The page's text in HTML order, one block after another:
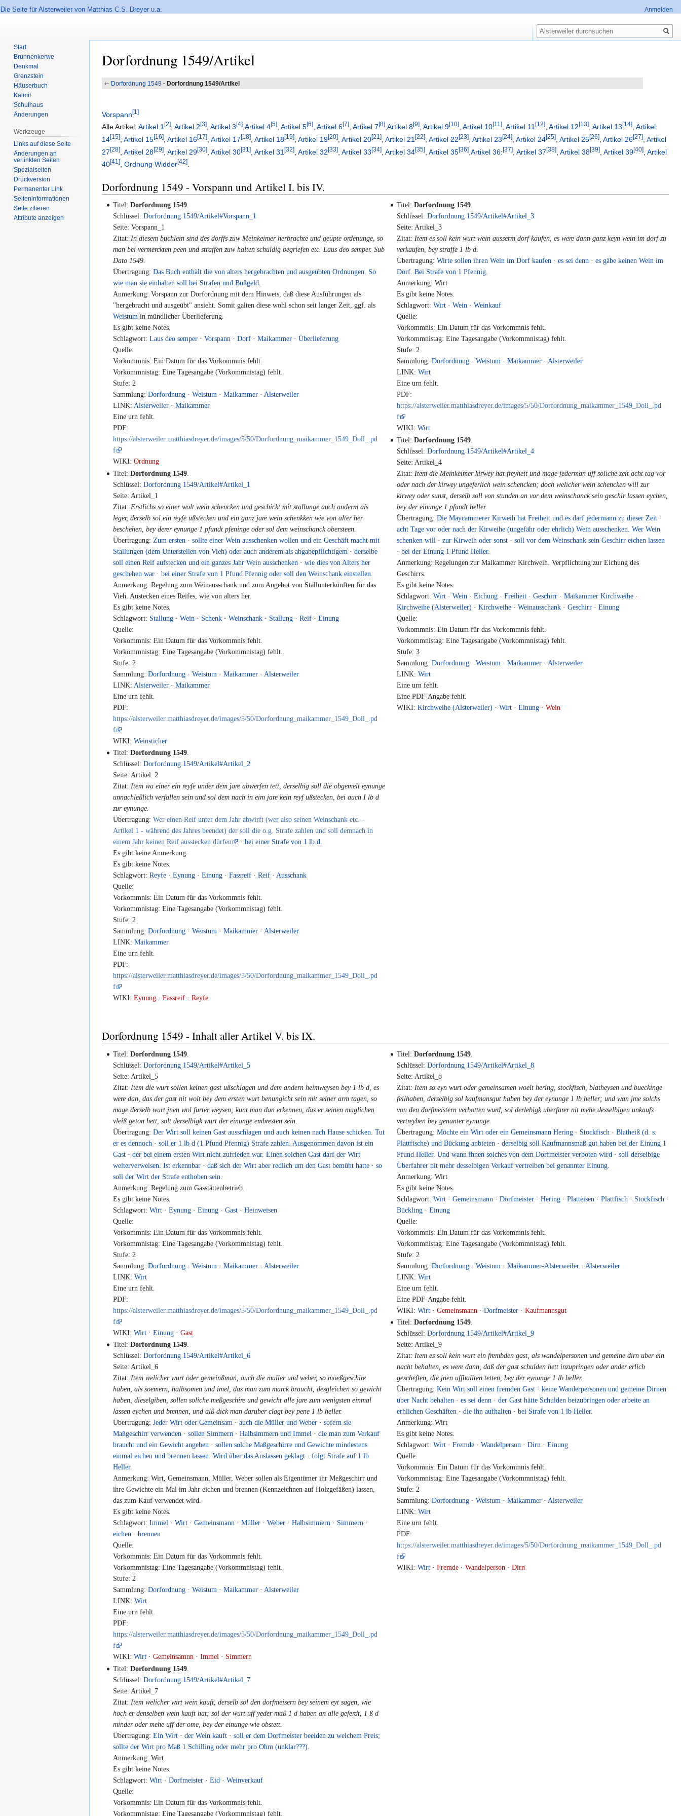
Die Seite für Alsterweiler von Matthias C.S. Dreyer u.a.
Dorfordnung 1549/Artikel
Zur
Zur
⇽ Dorfordnung 1549 · Dorfordnung 1549/Artikel
Vorspann 1
Alle Artikel: Artikel 1 2 Artikel 2 3 Artikel 3 4 Artikel 4 5 Artikel 5 6 Artikel 6 7 Artikel 7 8 Artikel 8 9 Artikel 9 10 Artikel 10 11 Artikel 11 12 Artikel 12 13 Artikel 13 14
Artikel
14 15 Artikel 15 16 Artikel 16 17 Artikel 17 18 Artikel 18 19 Artikel 19 20 Artikel 20 21 Artikel 21 22 Artikel 22 23 Artikel 23 24 Artikel 24 25 Artikel 25 26 Artikel 26 27
Artikel
27 28 Artikel 28 29 Artikel 29 30 Artikel 30 31 Artikel 31 32 Artikel 32 33 Artikel 33 34 Artikel 34 35 Artikel 35 36 Artikel 36: 37 Artikel 37 38 Artikel 38 39 Artikel 39 40
Artikel
40 41 Ordnung Widder 42
Dorfordnung 1549 - Vorspann und Artikel I. bis IV.
Titel:Dorfordnung 1549.
Schlüssel:Dorfordnung 1549/Artikel#Vorspann_1
Seite: Vorspann_1
Zitat:In diesem buchlein sind des dorffs zuw Meinkeimer herbrachte und geüpte ordenunge, so
man bei vermerckten peen und straffen zuw halten schuldig begriefen etc. Laus deo semper. Sub
Dato 1549.
Übertragung:Das Buch enthält die von alters hergebrachten und ausgeübten Ordnungen. So
wie man sie einhalten soll bei Strafen und Bußgeld.
Anmerkung: Vorspann zur Dorfordnung mit dem Hinweis, daß diese Ausführungen als
"hergebracht und ausgeübt" ansieht. Somit galten diese wohl schon seit langer Zeit, ggf. als
Weistum in mündlicher Überlieferung.
Es gibt keine Notes.
Schlagwort:Laus deo semper ·Vorspann ·Dorf ·Maikammer ·Überlieferung
Quelle:
Vorkommnis: Ein Datum für das Vorkommnis fehlt.
Vorkommnistag: Eine Tagesangabe (Vorkommnistag) fehlt.
Stufe: 2
Sammlung:Dorfordnung ·Weistum ·Maikammer ·Alsterweiler
LINK:Alsterweiler ·Maikammer
Eine urn fehlt.
PDF:
https://alsterweiler.matthiasdreyer.de/images/5/50/Dorfordnung_maikammer_1549_Doll_.pd
f
WIKI:Ordnung
Titel:Dorfordnung 1549
Schlüssel:Dorfordnung 1549/Artikel#Artikel_1
Seite: Artikel_1
Zitat: Erstlichs so einer wolt wein schencken und geschickt mit stallunge auch anderm als
leger, derselb sol ein reyfe ußstecken und ein ganz jare wein schenkken wie von alter her
beschehen, bey derer eynunge 1 pfundt pfeninge oder sol dem weinschanck obersteen.
Übertragung: Zum ersten ·sollte einer Wein ausschenken wollen und ein Geschäft macht mit
Stallungen (dem Unterstellen von Vieh) oder auch anderem als abgabepflichtigem ·derselbe
soll einen Reif aufstecken und ein ganzes Jahr Wein ausschenken ·wie dies von Alters her
geschehen war ·bei einer Strafe von 1 Pfund Pfennig oder soll den Weinschank einstellen.
Anmerkung: Regelung zum Weinausschank und zum Angebot von Stallunterkünften für das
Vieh. Austecken eines Reifes, wie von alters her.
Es gibt keine Notes.
Schlagwort: Stallung ·Wein · Schenk ·Weinschank · Stallung ·Reif ·Einung
Quelle:
Vorkommnis: Ein Datum für das Vorkommnis fehlt.
Vorkommnistag: Eine Tagesangabe (Vorkommnistag) fehlt.
Stufe: 2
Sammlung:Dorfordnung ·Weistum ·Maikammer · Alsterweiler
LINK: Alsterweiler ·Maikammer
Eine urn fehlt.
PDF:
https://alsterweiler.matthiasdreyer.de/images/5/50/Dorfordnung_maikammer_1549_Doll_.pd
f
WIKI:Weinsticher
Titel:Dorfordnung 1549
Schlüssel:Dorfordnung 1549/Artikel#Artikel_2
Seite: Artikel_2
Zitat: Item wa einer ein reyfe under dem jare abwerfen tett, derselbig soll die obgemelt eynunge
unnachleßlich verfallen sein und sol dem nach in eim jare kein reyf ußstecken, bei auch I lb d
zur eynunge.
Übertragung:Wer einen Reif unter dem Jahr abwirft (wer also seinen Weinschank etc. -
Artikel 1 - während des Jahres beendet) der soll die o.g. Strafe zahlen und soll demnach in
einem Jahr keinen Reif ausstecken dürfen
·bei einer Strafe von 1 lb d.
Es gibt keine Anmerkung.
Es gibt keine Notes.
Schlagwort:Reyfe ·Eynung ·Einung ·Fassreif ·Reif · Ausschank
Quelle:
Vorkommnis: Ein Datum für das Vorkommnis fehlt.
Vorkommnistag: Eine Tagesangabe (Vorkommnistag) fehlt.
Stufe: 2
Sammlung:Dorfordnung ·Weistum ·Maikammer · Alsterweiler
LINK:Maikammer
Eine urn fehlt.
PDF:
https://alsterweiler.matthiasdreyer.de/images/5/50/Dorfordnung_maikammer_1549_Doll_.pd
f
WIKI:Eynung ·Fassreif ·Reyfe
Titel: Dorfordnung 1549.
Schlüssel: Dorfordnung 1549/Artikel#Artikel_3
Seite: Artikel_3
Zitat: Item es soll kein wurt wein ausserm dorf kaufen, es were dann ganz keyn wein im dorf zu
verkaufen, bey straffe 1 lb d.
Übertragung: Wirte sollen ihren Wein im Dorf kaufen· es sei denn· es gäbe keinen Wein im
Dorf. Bei Strafe von 1 Pfennig.
Anmerkung: Wirt
Es gibt keine Notes.
Schlagwort: Wirt· Wein· Weinkauf
Quelle:
Vorkommnis: Ein Datum für das Vorkommnis fehlt.
Vorkommnistag: Eine Tagesangabe (Vorkommnistag) fehlt.
Stufe: 2
Sammlung: Dorfordnung· Weistum· Maikammer· Alsterweiler
LINK: Wirt
Eine urn fehlt.
PDF:
https://alsterweiler.matthiasdreyer.de/images/5/50/Dorfordnung_maikammer_1549_Doll_.pd
f
WIKI: Wirt
Titel: Dorfordnung 1549.
Schlüssel: Dorfordnung 1549/Artikel#Artikel_4
Seite: Artikel_4
Zitat: Item die Meinkeimer kirwey hat freyheit und mage jederman uff soliche zeit acht tag vor
oder nach der kirwey ungeferlich wein schencken; doch welicher wein schencken will zur
kirwey oder sunst, derselb soll von stunden an vor dem weinschanck sein geschir lassen eychen,
bey der einunge 1 pfundt heller.
Übertragung: Die Maycammerer Kirweih hat Freiheit und es darf jedermann zu dieser Zeit·
acht Tage vor oder nach der Kirweihe (ungefähr oder ehrlich) Wein ausschenken. Wer Wein
schenken will · zur Kirweih oder sonst· soll vor dem Weinschank sein Geschirr eichen lassen
· bei der Einung 1 Pfund Heller.
Anmerkung: Regelungen zur Maikammer Kirchweih. Verpflichtung zur Eichung des
Geschirrs.
Es gibt keine Notes.
Schlagwort: Wirt· Wein · Eichung· Freiheit· Geschirr· Maikammer Kirchweihe·
Kirchweihe (Alsterweiler) · Kirchweihe· Weinausschank· Geschirr· Einung
Quelle:
Vorkommnis: Ein Datum für das Vorkommnis fehlt.
Vorkommnistag: Eine Tagesangabe (Vorkommnistag) fehlt.
Stufe: 3
Sammlung: Dorfordnung· Weistum · Maikammer· Alsterweiler
LINK: Wirt
Eine urn fehlt.
Eine PDF-Angabe fehlt.
WIKI: Kirchweihe (Alsterweiler) · Wirt· Einung· Wein
Dorfordnung 1549 - Inhalt aller Artikel V. bis IX.
Titel:Dorfordnung 1549
Schlüssel:Dorfordnung 1549/Artikel#Artikel_5
Seite: Artikel_5
Zitat: Item die wurt sollen keinen gast ußschlagen und dem andern heimweysen bey 1 lb d, es
were dan, das der gast nit wolt bey dem ersten wurt benungicht sein mit seiner arm tagen, so
mage derselb wurt jnen wol furter weysen; kunt man dan erkennen, das er seinen muglichen
vleiß geton hett, solt derselbigk wurt der einunge embresten sein.
Übertragung:Der Wirt soll keinen Gast ausschlagen und auch keinen nach Hause schicken. Tut
er es dennoch ·soll er 1 lb d (1 Pfund Pfennig) Strafe zahlen. Ausgenommen davon ist ein
Gast ·der bei einem ersten Wirt nicht zufrieden war. Einen solchen Gast darf der Wirt
weiterverweisen. Ist erkennbar ·daß sich der Wirt aber redlich um den Gast bemüht hatte ·so
soll der Wirt der Strafe enthoben sein.
Anmerkung: Regelung zum Gasstättenbetrieb.
Es gibt keine Notes.
Schlagwort:Wirt ·Eynung ·Einung ·Gast ·Heinweisen
Quelle:
Vorkommnis: Ein Datum für das Vorkommnis fehlt.
Vorkommnistag: Eine Tagesangabe (Vorkommnistag) fehlt.
Stufe: 2
Sammlung:Dorfordnung ·Weistum ·Maikammer · Alsterweiler
LINK:Wirt
Eine urn fehlt.
PDF:
https://alsterweiler.matthiasdreyer.de/images/5/50/Dorfordnung_maikammer_1549_Doll_.pd
f
WIKI:Wirt ·Einung ·Gast
Titel:Dorfordnung 1549.
Schlüssel:Dorfordnung 1549/Artikel#Artikel_6
Seite: Artikel_6
Zitat:Item welicher wurt oder gemeinßman, auch die muller und weber, so moeßgeschire
haben, als soemern, halbsomen und imel, das man zum marck braucht, desgleichen so gewicht
haben, dieselgiben, sollen soliche meßgeschire und gewicht alle jare zum wenigsten einmal
lassen eychen und brennen, und alß dick man daruber clagt bey pene 1 lb heller.
Übertragung:Jeder Wirt oder Gemeinsam ·auch die Müller und Weber ·sofern sie
Maßgeschirr verwenden ·sollen Simmern ·Halbsimmern und Immel ·die man zum Verkauf
braucht und ein Gewicht angeben ·sollen solche Maßgeschirre und Gewichte mindestens
einmal eichen und brennen lassen. Wird über das Auslassen geklagt ·folgt Strafe auf 1 lb
Heller.
Anmerkung: Wirt, Gemeinsmann, Müller, Weber sollen als Eigentümer ihr Meßgeschirr und
ihre Gewichte ein Mal im Jahr eichen und brennen (Kennzeichnen auf Holzgefäßen) lassen,
das zum Kauf verwendet wird.
Es gibt keine Notes.
Schlagwort:Immel ·Wirt ·Gemeinsmann ·Müller ·Weber ·Halbsimmern · Simmern ·
eichen ·brennen
Quelle:
Vorkommnis: Ein Datum für das Vorkommnis fehlt.
Vorkommnistag: Eine Tagesangabe (Vorkommnistag) fehlt.
Stufe: 2
Sammlung:Dorfordnung ·Weistum ·Maikammer ·Alsterweiler
LINK:Wirt
Eine urn fehlt.
PDF:
https://alsterweiler.matthiasdreyer.de/images/5/50/Dorfordnung_maikammer_1549_Doll_.pd
f
WIKI:Wirt ·Gemeinsamnn ·Immel · Simmern
Titel:Dorfordnung 1549
Schlüssel:Dorfordnung 1549/Artikel#Artikel_7
Seite: Artikel_7
Zitat: Item welicher wirt wein kauft, derselb sol den dorfmeisern bey seinem eyt sagen, wie
hoch er denselben wein kauft hat; sol der wurt uff yeder maß 1 d haben an alle geferdt, 1 ß d
minder oder mehe uff der ome, bey der einunge wie obstett.
Übertragung:Ein Wirt ·der Wein kauft ·soll er dem Dorfmeister beeiden zu welchem Preis;
sollte der Wirt pro Maß 1 Schilling oder mehr pro Ohm (unklar???).
Anmerkung: Wirt
Es gibt keine Notes.
Schlagwort:Wirt ·Dorfmeister ·Eid ·Weinverkauf
Quelle:
Vorkommnis: Ein Datum für das Vorkommnis fehlt.
Vorkommnistag: Eine Tagesangabe (Vorkommnistag) fehlt.
Titel: Dorfordnung 1549.
Schlüssel: Dorfordnung 1549/Artikel#Artikel_8
Seite: Artikel_8
Zitat: Item so eyn wurt oder gemeinsamen woelt hering, stockfisch, blatheysen und bueckinge
feilhaben, derselbig sol kaufmansgut haben bey der eynunge 1 lb heller; und wan jme solchs
von den dorfmeistern verbotten wurd, sol derlebigk uberfarer nit mehe desselbigen unkaufs
vertreyben bey genanter eynunge.
Übertragung: Möchte ein Wirt oder ein Gemeinsmann Hering· Stockfisch · Blatheiß (d. s.
Plattfische) und Bückung anbieten · derselbig soll Kaufmannsmaß gut haben bei der Einung 1
Pfund Heller. Und wann ihnen solches von dem Dorfmeister verboten wird · soll derselbige
Überfahrer nit mehr desselbigen Verkauf vertreiben bei genannter Einung.
Anmerkung: Wirt
Es gibt keine Notes.
Schlagwort: Wirt· Gemeinsmann · Dorfmeister· Hering· Platteisen · Plattfisch · Stockfisch ·
Bückling· Einung
Quelle:
Vorkommnis: Ein Datum für das Vorkommnis fehlt.
Vorkommnistag: Eine Tagesangabe (Vorkommnistag) fehlt.
Stufe: 2
Sammlung: Dorfordnung· Weistum · Maikammer-Alsterweiler· Alsterweiler
LINK: Wirt
Eine urn fehlt.
Eine PDF-Angabe fehlt.
WIKI: Wirt· Gemeinsmann · Dorfmeister· Kaufmannsgut
Titel: Dorfordnung 1549.
Schlüssel: Dorfordnung 1549/Artikel#Artikel_9
Seite: Artikel_9
Zitat: Item es soll kein wurt ein frembden gast, als wandelpersonen und gemeine dirn uber ein
nacht behalten, es were dann, daß der gast schulden hett inzupringen oder ander erlich
gescheften, die jnen uffhallten tetten, bey der eynunge 1 lb heller.
Übertragung: Kein Wirt soll einen fremden Gast· keine Wanderpersonen und gemeine Dirnen
über Nacht behalten· es sei denn· der Gast hätte Schulden beizubringen oder arbeite an
erhlichen Geschäften· die ihn aufhalten· bei Strafe von 1 lb Heller.
Anmerkung: Wirt
Es gibt keine Notes.
Schlagwort: Wirt· Fremde· Wandelperson· Dirn· Einung
Quelle:
Vorkommnis: Ein Datum für das Vorkommnis fehlt.
Vorkommnistag: Eine Tagesangabe (Vorkommnistag) fehlt.
Stufe: 2
Sammlung: Dorfordnung· Weistum· Maikammer· Alsterweiler
LINK: Wirt
Eine urn fehlt.
PDF:
https://alsterweiler.matthiasdreyer.de/images/5/50/Dorfordnung_maikammer_1549_Doll_.pd
f
WIKI: Wirt· Fremde· Wandelperson· Dirn
Anmelden
Suche
Start
Brunnenkerwe
Denkmal
Grenzstein
Häuserbuch
Kalmit
Schulhaus
Änderungen
Werkzeuge
Links auf diese Seite
Änderungen an
verlinkten Seiten
Spezialseiten
Druckversion
Permanenter Link
Seiten­informationen
Seite zitieren
Attribute anzeigen